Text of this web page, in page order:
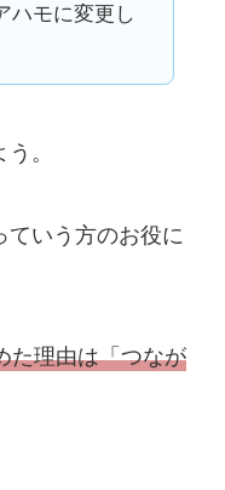
ハモに変更し
。
ていう方のお役に
た理由は「つなが